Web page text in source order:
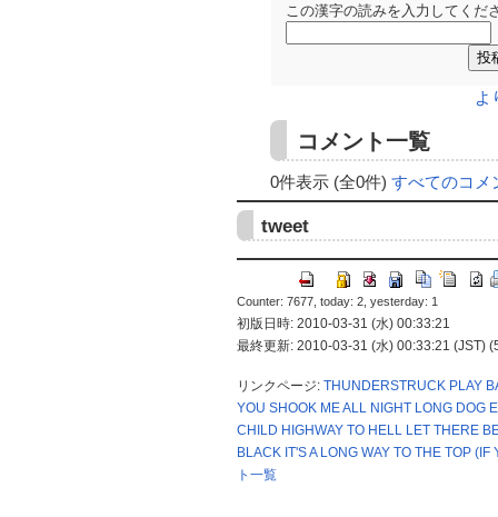
この漢字の読みを入力してくだ
よ
コメント一覧
0件表示 (全0件) すべてのコメ
tweet
Counter: 7677, today: 2, yesterday: 1
初版日時: 2010-03-31 (水) 00:33:21
最終更新: 2010-03-31 (水) 00:33:21 (JST)
リンクページ: THUNDERSTRUCK PLAY
YOU SHOOK ME ALL NIGHT LONG DOG
CHILD HIGHWAY TO HELL LET THERE
BLACK IT'S A LONG WAY TO THE TOP
ト一覧